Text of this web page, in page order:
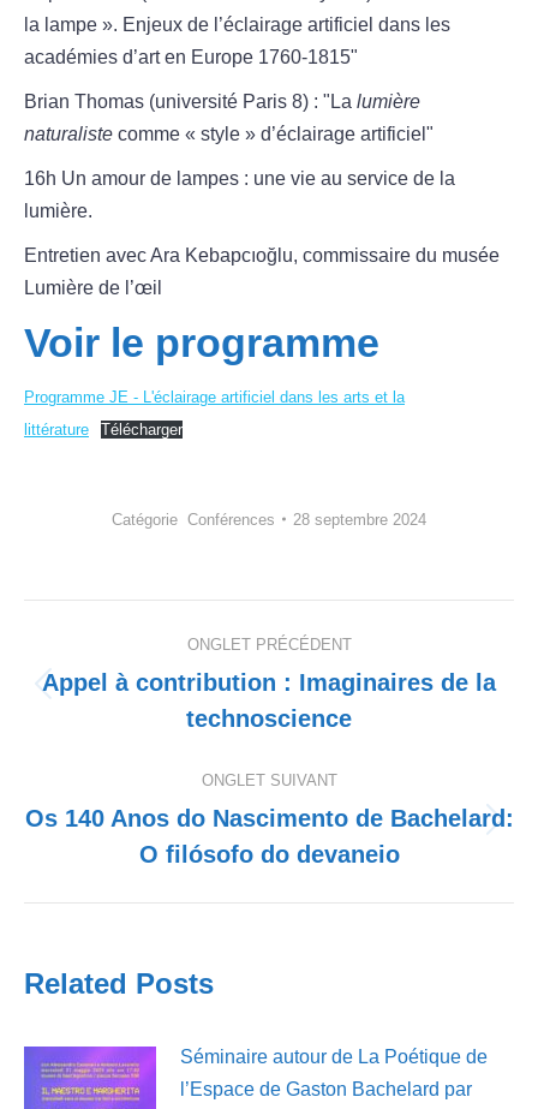
la lampe ». Enjeux de l’éclairage artificiel dans les
académies d’art en Europe 1760-1815"
Brian Thomas (université Paris 8) : "La lumière
naturaliste comme « style » d’éclairage artificiel"
16h Un amour de lampes : une vie au service de la
lumière.
Entretien avec Ara Kebapcıoğlu, commissaire du musée
Lumière de l’œil
Voir le programme
Programme JE - L'éclairage artificiel dans les arts et la
littérature
Télécharger
Catégorie Conférences 28 septembre 2024
de
commentaire
ONGLET PRÉCÉDENT
Onglet
précédent
Appel à contribution : Imaginaires de la
technoscience
ONGLET SUIVANT
Onglet
suivant
Os 140 Anos do Nascimento de Bachelard:
O filósofo do devaneio
Related Posts
Séminaire autour de La Poétique de
l’Espace de Gaston Bachelard par